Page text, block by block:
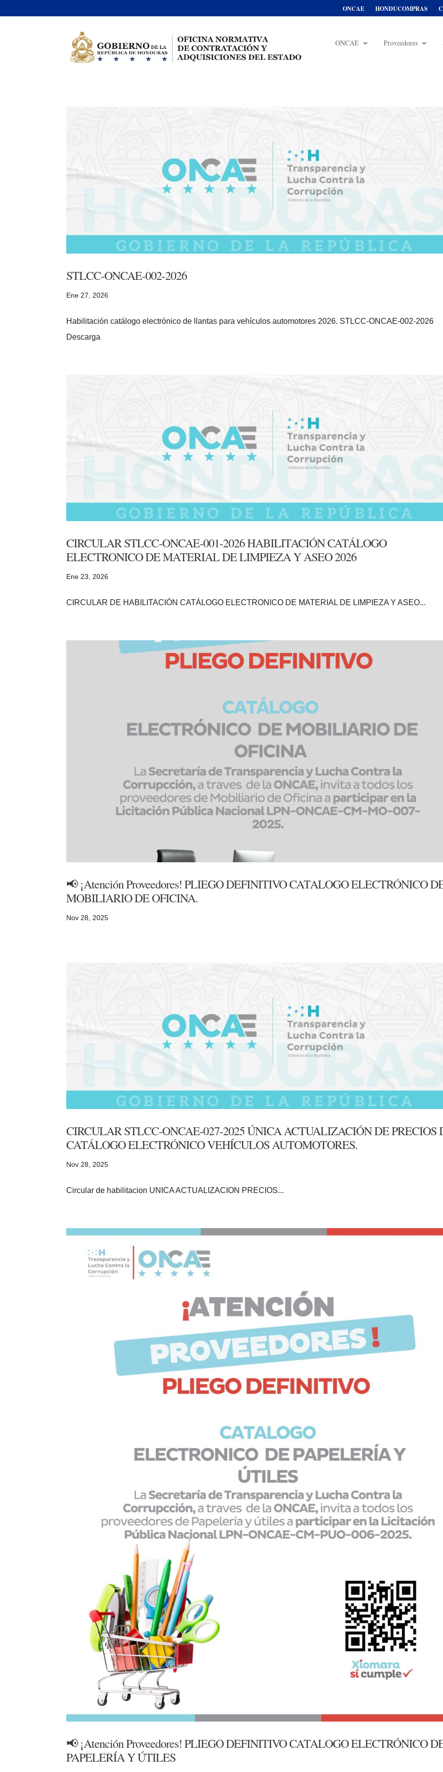
ONCAE HONDUCOMPRAS
ONCAE Proveedores
STLCC-ONCAE-002-2026
Ene 27, 2026
Habilitación catálogo electrónico de llantas para vehículos automotores 2026. STLCC-ONCAE-002-2026
Descarga
CIRCULAR STLCC-ONCAE-001-2026 HABILITACIÓN CATÁLOGO
ELECTRONICO DE MATERIAL DE LIMPIEZA Y ASEO 2026
Ene 23, 2026
CIRCULAR DE HABILITACIÓN CATÁLOGO ELECTRONICO DE MATERIAL DE LIMPIEZA Y ASEO...
📢 ¡Atención Proveedores! PLIEGO DEFINITIVO CATALOGO ELECTRÓNICO
MOBILIARIO DE OFICINA.
Nov 28, 2025
CIRCULAR STLCC-ONCAE-027-2025 ÚNICA ACTUALIZACIÓN DE PRECIOS
CATÁLOGO ELECTRÓNICO VEHÍCULOS AUTOMOTORES.
Nov 28, 2025
Circular de habilitacion UNICA ACTUALIZACION PRECIOS...
📢 ¡Atención Proveedores! PLIEGO DEFINITIVO CATALOGO ELECTRÓNICO
PAPELERÍA Y ÚTILES